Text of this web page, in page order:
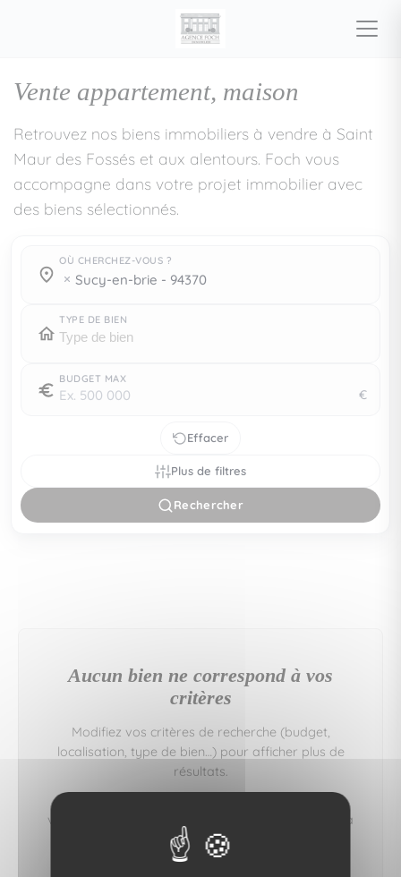
Vente appartement, maison
Retrouvez nos biens immobiliers à vendre à Saint
Maur des Fossés et aux alentours. Foch vous
accompagne dans votre projet immobilier avec
des biens sélectionnés.
OÙ CHERCHEZ-VOUS ?
Où cherchez-vous ?
sucy-en-brie - 94370
Où cherchez-vous ?
TYPE DE BIEN
BUDGET MAX
€
Effacer
Plus de filtres
Rechercher
Aucun bien ne correspond à vos
critères
Modifiez vos critères de recherche (budget,
localisation, type de bien…) pour afficher plus de
résultats.
Vous pouvez aussi créer une alerte e‑mail : nous
vous préviendrons dès qu'un bien correspondant à
votre recherche sera mis en ligne.